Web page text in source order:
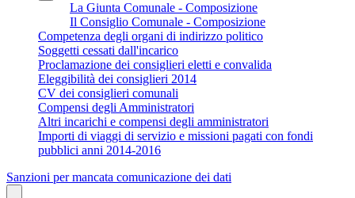
La Giunta Comunale - Composizione
Il Consiglio Comunale - Composizione
Competenza degli organi di indirizzo politico
Soggetti cessati dall'incarico
Proclamazione dei consiglieri eletti e convalida
Eleggibilità dei consiglieri 2014
CV dei consiglieri comunali
Compensi degli Amministratori
Altri incarichi e compensi degli amministratori
Importi di viaggi di servizio e missioni pagati con fondi
pubblici anni 2014-2016
Sanzioni per mancata comunicazione dei dati